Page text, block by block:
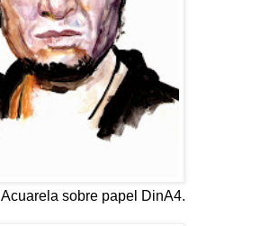
Acuarela sobre papel DinA4.